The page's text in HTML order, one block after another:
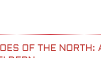
OF THE NORTH: